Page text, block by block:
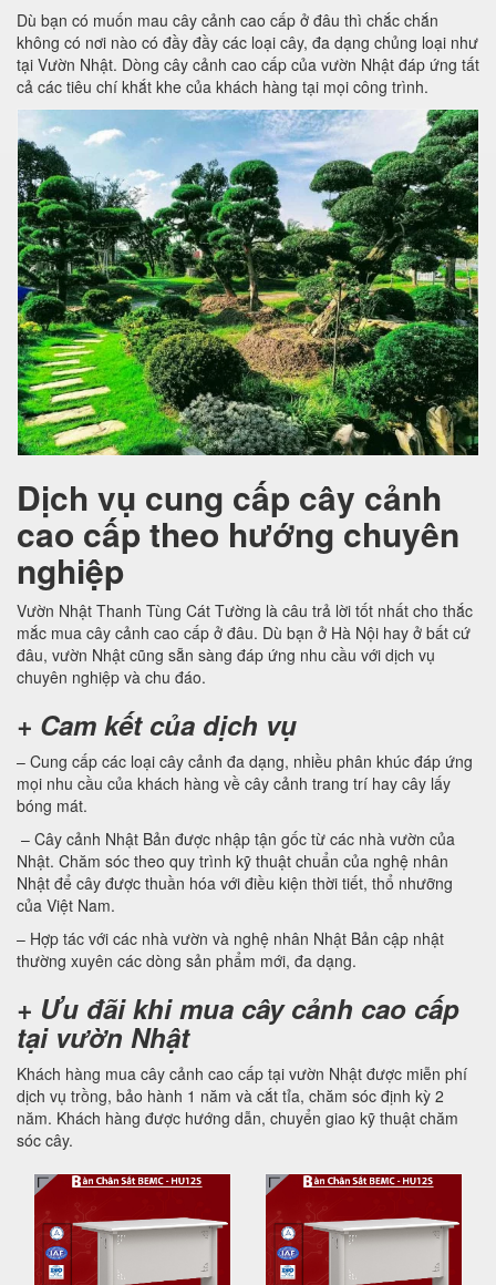
Dù bạn có muốn mau cây cảnh cao cấp ở đâu thì chắc chắn
không có nơi nào có đầy đầy các loại cây, đa dạng chủng loại như
tại Vườn Nhật. Dòng cây cảnh cao cấp của vườn Nhật đáp ứng tất
cả các tiêu chí khắt khe của khách hàng tại mọi công trình.
Dịch vụ cung cấp cây cảnh
cao cấp theo hướng chuyên
nghiệp
Vườn Nhật Thanh Tùng Cát Tường là câu trả lời tốt nhất cho thắc
mắc mua cây cảnh cao cấp ở đâu. Dù bạn ở Hà Nội hay ở bất cứ
đâu, vườn Nhật cũng sẵn sàng đáp ứng nhu cầu với dịch vụ
chuyên nghiệp và chu đáo.
+ Cam kết của dịch vụ
– Cung cấp các loại cây cảnh đa dạng, nhiều phân khúc đáp ứng
mọi nhu cầu của khách hàng về cây cảnh trang trí hay cây lấy
bóng mát.
– Cây cảnh Nhật Bản được nhập tận gốc từ các nhà vườn của
Nhật. Chăm sóc theo quy trình kỹ thuật chuẩn của nghệ nhân
Nhật để cây được thuần hóa với điều kiện thời tiết, thổ nhưỡng
của Việt Nam.
– Hợp tác với các nhà vườn và nghệ nhân Nhật Bản cập nhật
thường xuyên các dòng sản phẩm mới, đa dạng.
+ Ưu đãi khi mua cây cảnh cao cấp
tại vườn Nhật
Khách hàng mua cây cảnh cao cấp tại vườn Nhật được miễn phí
dịch vụ trồng, bảo hành 1 năm và cắt tỉa, chăm sóc định kỳ 2
năm. Khách hàng được hướng dẫn, chuyển giao kỹ thuật chăm
sóc cây.